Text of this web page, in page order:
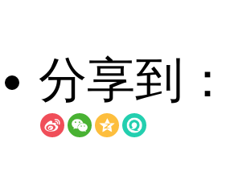
分享到：